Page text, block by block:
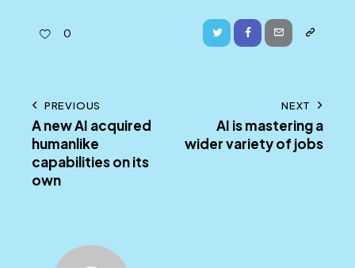
0 Twitter FacebookEmail
Copy
Post
navigation
PREVIOUS
A new AI acquired
humanlike
capabilities on its
own
NEXT
AI is mastering a
wider variety of jobs